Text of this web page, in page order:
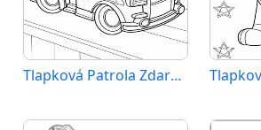
Tlapková Patrola Zdarma pro Děti